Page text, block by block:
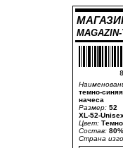
темно-
начеса
Размер: 52
XL-52-
Цвет:
Состав:
Страна